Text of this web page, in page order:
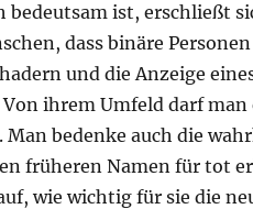
bedeutsam ist, erschließt
dass binäre
und die Anzeige
ihrem Umfeld darf
bedenke auch die
früheren Namen für tot
wie wichtig für sie die